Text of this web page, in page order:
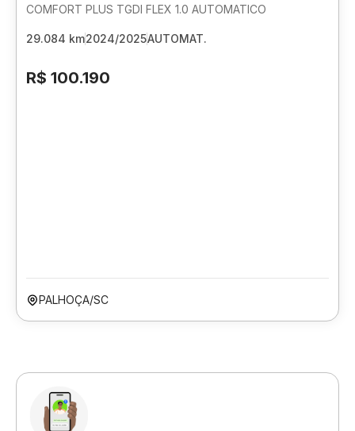
COMFORT PLUS TGDI FLEX 1.0 AUTOMATICO
29.084 km2024/2025AUTOMAT.
R$ 100.190
PALHOÇA/SC